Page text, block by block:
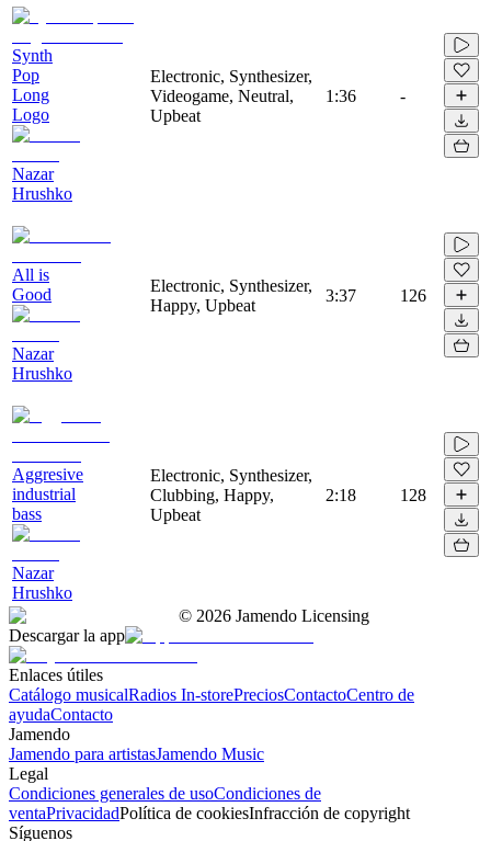
Synth
Pop
Long
Logo
Nazar
Hrushko
Electronic, Synthesizer,
Videogame, Neutral,
Upbeat
1:36 -
All is
Good
Nazar
Hrushko
Electronic, Synthesizer,
Happy, Upbeat
3:37 126
Aggresive
industrial
bass
Nazar
Hrushko
Electronic, Synthesizer,
Clubbing, Happy,
Upbeat
2:18 128
© 2026 Jamendo Licensing
Descargar la app
Enlaces útiles
Catálogo musicalRadios In-storePreciosContactoCentro de
ayudaContacto
Jamendo
Jamendo para artistasJamendo Music
Legal
Condiciones generales de usoCondiciones de
ventaPrivacidadPolítica de cookiesInfracción de copyright
Síguenos